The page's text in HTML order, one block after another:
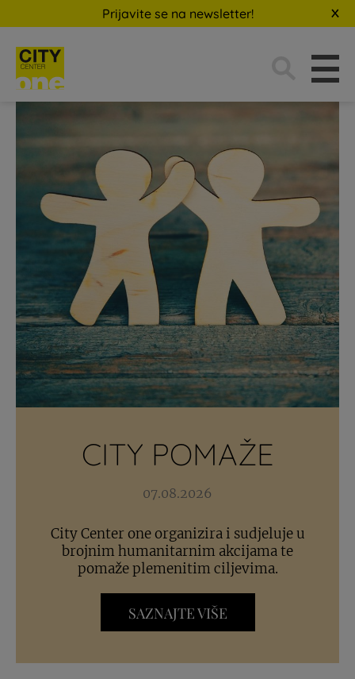
Prijavite se na newsletter!
CITY POMAŽE
07.08.2026
City Center one organizira i sudjeluje u
brojnim humanitarnim akcijama te
pomaže plemenitim ciljevima.
SAZNAJTE VIŠE